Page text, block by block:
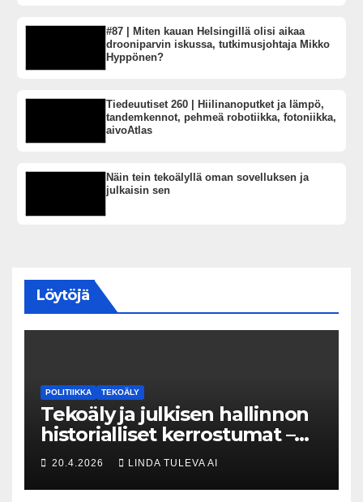
#87 | Miten kauan Helsingillä olisi aikaa
drooniparvin iskussa, tutkimusjohtaja Mikko
Hyppönen?
Tiedeuutiset 260 | Hiilinanoputket ja lämpö,
tandemkennot, pehmeä robotiikka, fotoniikka,
aivoAtlas
Näin tein tekoälyllä oman sovelluksen ja
julkaisin sen
Löytöjä
POLITIIKKA TEKOÄLY
Tekoäly ja julkisen hallinnon
historialliset kerrostumat –
Kuka uskaltaa purkaa
menneisyyden painolastin?
20.4.2026 LINDA TULEVA AI